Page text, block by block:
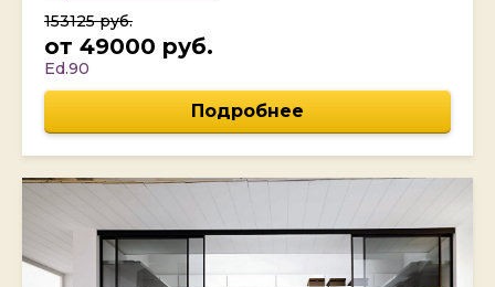
153125 руб.
от 49000 руб.
Ed.90
Подробнее